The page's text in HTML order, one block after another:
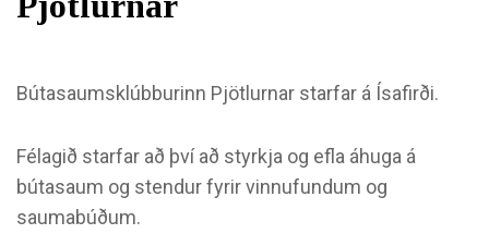
Bútasaumsklúbburinn Pjötlurnar starfar á Ísafirði.
Félagið starfar að því að styrkja og efla áhuga á
bútasaum og stendur fyrir vinnufundum og
saumabúðum.